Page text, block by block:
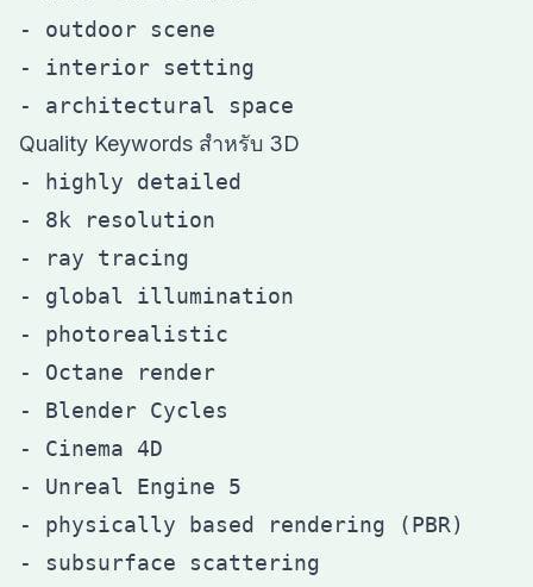
- outdoor scene
- interior setting
Quality Keywords สำหรับ 3D
- highly detailed
- 8k resolution
- ray tracing
- global illumination
- photorealistic
- Octane render
- Blender Cycles
- Cinema 4D
- Unreal Engine 5
- physically based rendering (PBR)
- subsurface scattering